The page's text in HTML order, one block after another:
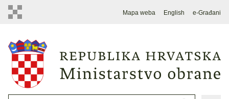
Mapa weba English e-Građani